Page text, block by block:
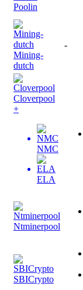
Poolin
Mining-
dutch
-
Cloverpool
+
NMC
ELA
Ntminerpool
SBICrypto